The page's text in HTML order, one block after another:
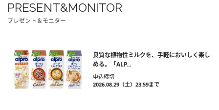
PRESENT&MONITOR
プレゼント＆モニター
良質な植物性ミルクを、手軽においしく楽し
める。「ALP...
申込締切
2026.08.29（土）23:59まで